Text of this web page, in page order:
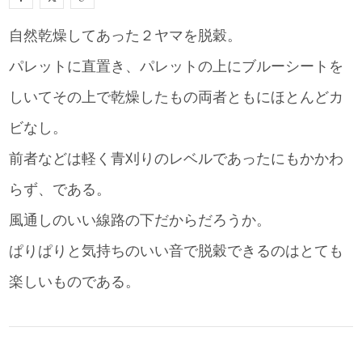
自然乾燥してあった２ヤマを脱穀。
パレットに直置き、パレットの上にブルーシートを
しいてその上で乾燥したもの両者ともにほとんどカ
ビなし。
前者などは軽く青刈りのレベルであったにもかかわ
らず、である。
風通しのいい線路の下だからだろうか。
ぱりぱりと気持ちのいい音で脱穀できるのはとても
楽しいものである。